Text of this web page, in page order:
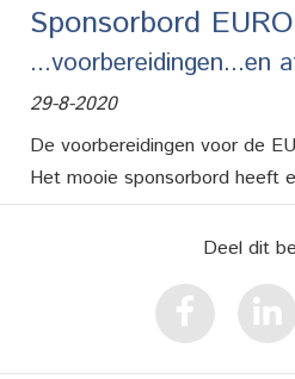
Sponsorbord
...voorbereidingen...en
29-8-2020
De voorbereidingen voor de
Het mooie sponsorbord heeft
Deel dit